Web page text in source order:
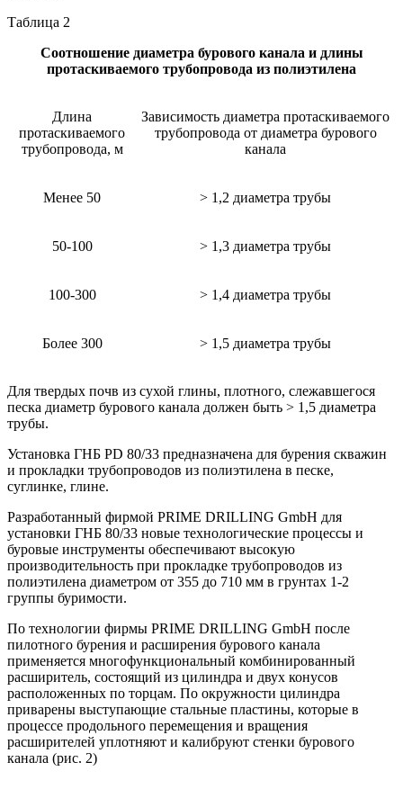
Таблица 2
Соотношение диаметра бурового канала и длины
протаскиваемого трубопровода из полиэтилена
Длина
протаскиваемого
трубопровода, м
Зависимость диаметра протаскиваемого
трубопровода от диаметра бурового
канала
Менее 50 > 1,2 диаметра трубы
50-100 > 1,3 диаметра трубы
100-300 > 1,4 диаметра трубы
Более 300 > 1,5 диаметра трубы
Для твердых почв из сухой глины, плотного, слежавшегося
песка диаметр бурового канала должен быть > 1,5 диаметра
трубы.
Установка ГНБ PD 80/33 предназначена для бурения скважин
и прокладки трубопроводов из полиэтилена в песке,
суглинке, глине.
Разработанный фирмой PRIME DRILLING GmbH для
установки ГНБ 80/33 новые технологические процессы и
буровые инструменты обеспечивают высокую
производительность при прокладке трубопроводов из
полиэтилена диаметром от 355 до 710 мм в грунтах 1-2
группы буримости.
По технологии фирмы PRIME DRILLING GmbH после
пилотного бурения и расширения бурового канала
применяется многофункциональный комбинированный
расширитель, состоящий из цилиндра и двух конусов
расположенных по торцам. По окружности цилиндра
приварены выступающие стальные пластины, которые в
процессе продольного перемещения и вращения
расширителей уплотняют и калибруют стенки бурового
канала (рис. 2)